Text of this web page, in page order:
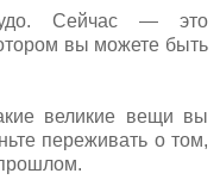
Сейчас — это
вы можете быть
великие вещи вы
переживать о том,